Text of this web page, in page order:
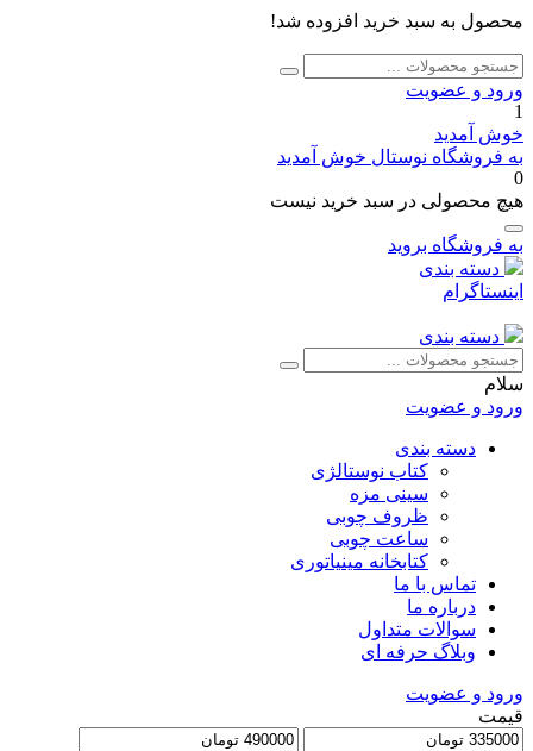
محصول به سبد خرید افزوده شد!
جستجو
برای:
جستجو
ورود و عضویت
1
خوش آمدید
به فروشگاه نوستال خوش آمدید
0
هیچ محصولی در سبد خرید نیست
به فروشگاه بروید
دسته بندی
اینستاگرام
دسته بندی
جستجو
برای:
جستجو
سلام
ورود و عضویت
دسته بندی
کتاب نوستالژی
سینی مزه
ظروف چوبی
ساعت چوبی
کتابخانه مینیاتوری
تماس با ما
درباره ما
سوالات متداول
وبلاگ حرفه ای
ورود و عضویت
قیمت